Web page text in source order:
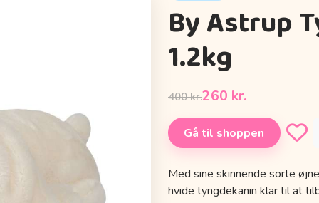
By Astrup
1.2kg
400 kr.260 kr.
Gå til shoppen
Med sine skinnende sorte
hvide tyngdekanin klar til at